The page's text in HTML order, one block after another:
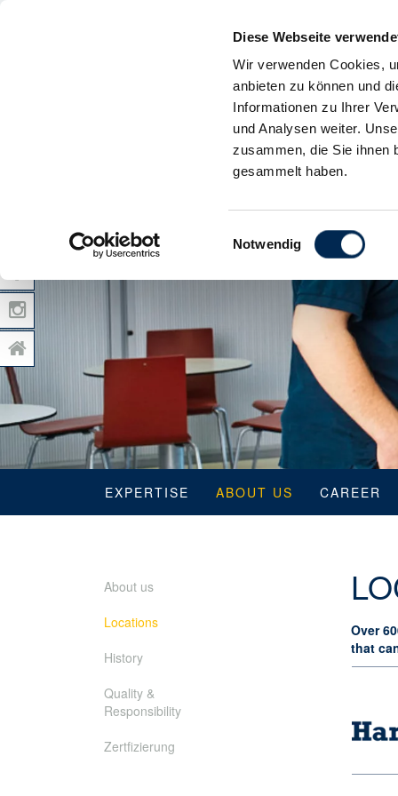
Diese Webseite
Wir verwenden Cookies,
anbieten zu können und
Informationen zu Ihrer
und Analysen weiter.
zusammen, die Sie ihnen
gesammelt haben.
Einwilligungsauswahl
Notwendig
EXPERTISE ABOUT US CAREER
About us
Locations
History
Quality &
Responsibility
Zertfizierung
Over
that